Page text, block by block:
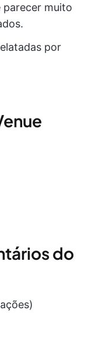
parecer muito
por
do